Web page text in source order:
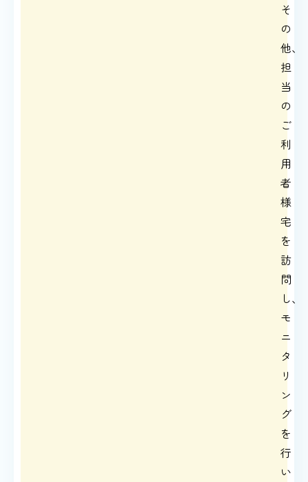
そ
の
他、
担
当
の
ご
利
用
者
様
宅
を
訪
問
し、
モ
ニ
タ
リ
ン
グ
を
行
い